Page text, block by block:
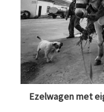
Ezelwagen met